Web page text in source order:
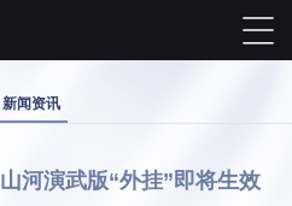
新闻资讯
河演武版“外挂”即将生效